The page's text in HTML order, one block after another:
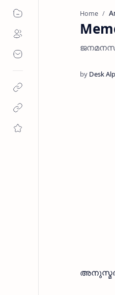
Home
ജനമനസ്